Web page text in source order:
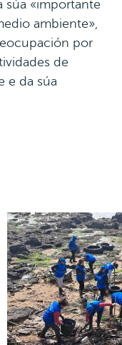
súa «importante
ambiente»,
por
de
e da súa